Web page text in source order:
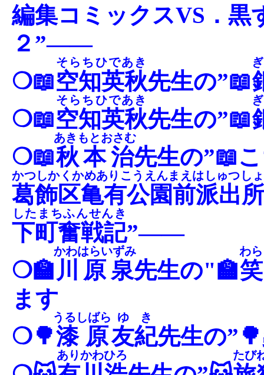
編集コミックスVS．黒
２”――
❍📖空知英秋
そらちひであき
先生の”📖
❍📖空知英秋
そらちひであき
先生の”📖
❍📖秋本治
あきもとおさむ
先生の”📖
葛飾区亀有公園前派出所
かつしかくかめありこうえんまえはしゅつしょ
下町奮戦記
したまちふんせんき
”――
❍🏫 川原泉
かわはらいずみ
先生の"🏫笑
わら
ます
❍🌳漆原
うるしばら
友紀
ゆき
先生の”🌳
ありかわひろ たび